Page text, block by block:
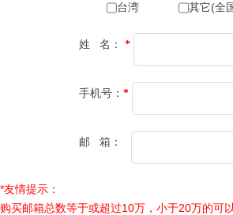
台湾
其它(全
姓 名： *
手机号： *
邮 箱：
*友情提示：
购买邮箱总数等于或超过10万，小于20万的可